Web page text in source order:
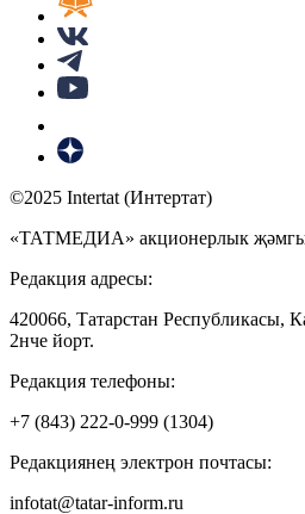
©2025 Intertat (Интертат)
«ТАТМЕДИА» акционерлык
Редакция адресы:
420066, Татарстан Республикасы,
2нче йорт.
Редакция телефоны:
+7 (843) 222-0-999 (1304)
Редакциянең электрон почтасы:
infotat@tatar-inform.ru